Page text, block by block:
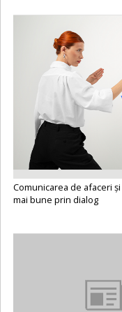
Comunicarea de afaceri
mai bune prin dialog